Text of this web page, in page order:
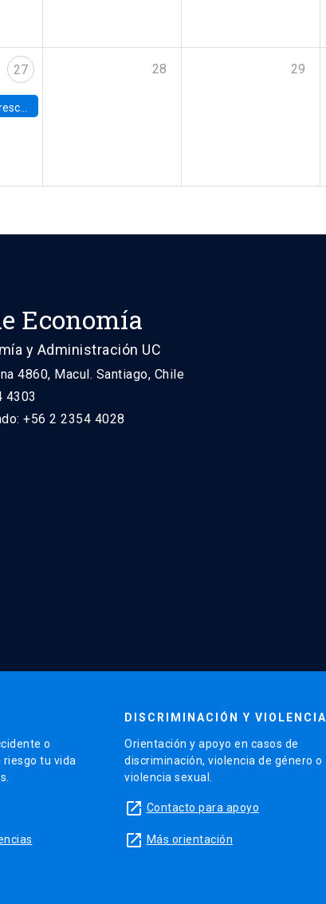
27
College
28 29
Economía
y Administración UC
4860, Macul. Santiago, Chile
4303
+56 2 2354 4028
o
tu vida
DISCRIMINACIÓN Y VIOLENCIA
Orientación y apoyo en casos de
discriminación, violencia de género o
violencia sexual.
launch Contacto para apoyo
launch Más orientación